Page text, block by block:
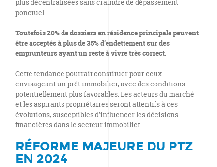
plus décentralisées sans craindre de dépassement
ponctuel.
Toutefois 20% de dossiers en résidence principale peuvent
être acceptés à plus de 35% d’endettement sur des
emprunteurs ayant un reste à vivre très correct.
Cette tendance pourrait constituer pour ceux
envisageant un prêt immobilier, avec des conditions
potentiellement plus favorables. Les acteurs du marché
et les aspirants propriétaires seront attentifs à ces
évolutions, susceptibles d’influencer les décisions
financières dans le secteur immobilier.
RÉFORME MAJEURE DU PTZ
EN 2024